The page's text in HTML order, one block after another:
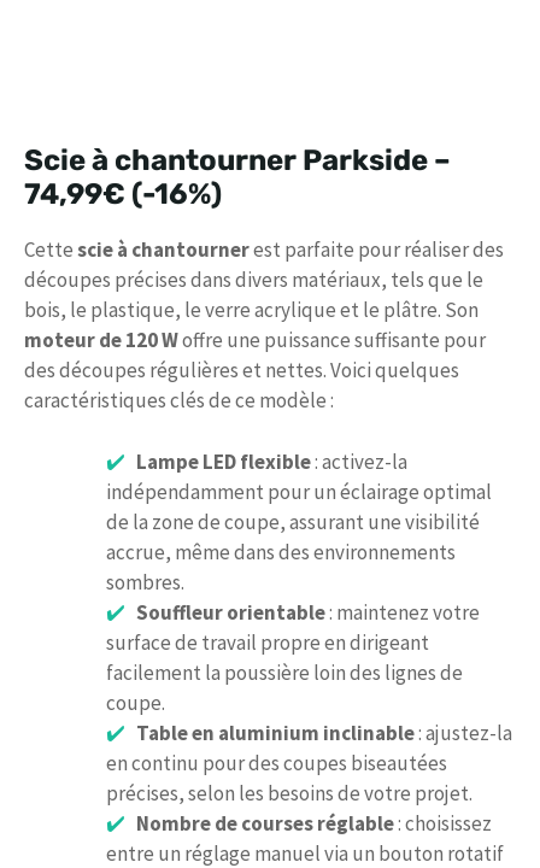
Scie à chantourner Parkside –
74,99€ (-16%)
Cettescie à chantournerest parfaite pour réaliser des
découpes précises dans divers matériaux, tels que le
bois, le plastique, le verre acrylique et le plâtre. Son
moteur de 120 Woffre une puissance suffisante pour
des découpes régulières et nettes. Voici quelques
caractéristiques clés de ce modèle :
Lampe LED flexible: activez-la
indépendamment pour un éclairage optimal
de la zone de coupe, assurant une visibilité
accrue, même dans des environnements
sombres.
Souffleur orientable: maintenez votre
surface de travail propre en dirigeant
facilement la poussière loin des lignes de
coupe.
Table en aluminium inclinable: ajustez-la
en continu pour des coupes biseautées
précises, selon les besoins de votre projet.
Nombre de courses réglable: choisissez
entre un réglage manuel via un bouton rotatif